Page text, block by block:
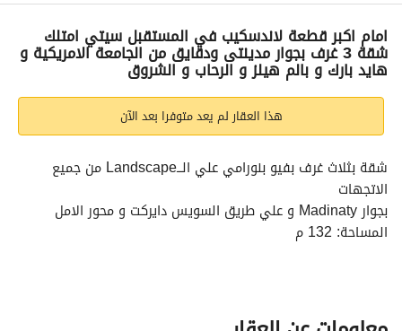
الاماكن القريبة
امام اكبر قطعة لاندسكيب في المستقبل سيتي امتلك
شقة 3 غرف بجوار مدينتى ودقايق من الجامعة الامريكية و
هايد بارك و بالم هيلز و الرحاب و الشروق
هذا العقار لم يعد متوفرا بعد الآن
الاتجهات
بجوار Madinaty و علي طريق السويس دايركت و محور الامل
المساحة: 132 م
السعر بالتقسيط علي 12 سنة = 10,000,000